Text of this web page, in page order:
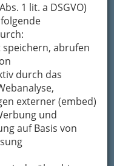
1 lit. a DSGVO)
abrufen
durch das
externer (embed)
und
auf Basis von
sehr wahr!
Welt der